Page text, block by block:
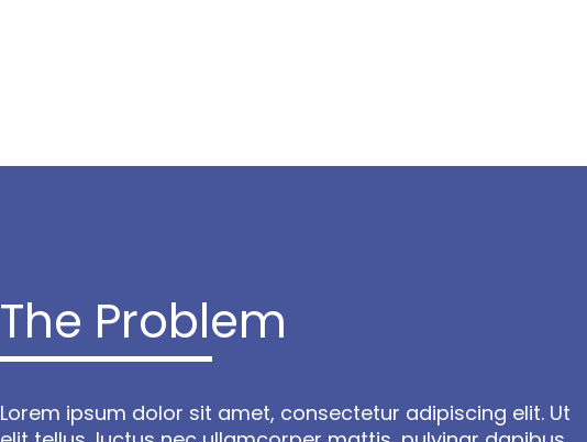
The Problem
Lorem ipsum dolor sit amet, consectetur adipiscing elit. Ut